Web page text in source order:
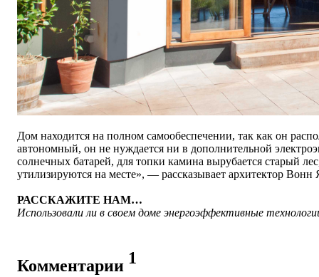
Дом находится на полном самообеспечении, так как он
автономный, он не нуждается ни в дополнительной
солнечных батарей, для топки камина вырубается старый
утилизируются на месте», — рассказывает архитектор
РАССКАЖИТЕ НАМ…
Использовали ли в своем доме энергоэффективные
Комментарии 1